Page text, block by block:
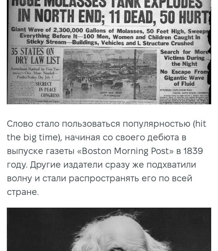
Слово стало пользоваться популярностью (hit
the big time), начиная со своего дебюта в
выпуске газеты «Boston Morning Post» в 1839
году. Другие издатели сразу же подхватили
волну и стали распространять его по всей
стране.